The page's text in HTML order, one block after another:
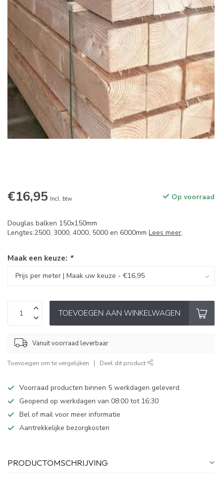
€16,95 Incl. btw Op voorraad
Douglas balken 150x150mm
Lengtes:2500, 3000, 4000, 5000 en 6000mm Lees meer.
Maak een keuze: *
TOEVOEGEN AAN WINKELWAGEN
Vanuit voorraad leverbaar
Toevoegen om te vergelijken Deel dit product
Voorraad producten binnen 5 werkdagen geleverd.
Geopend op werkdagen van 08:00 tot 16:30
Bel of mail voor meer informatie
Aantrekkelijke bezorgkosten
PRODUCTOMSCHRIJVING